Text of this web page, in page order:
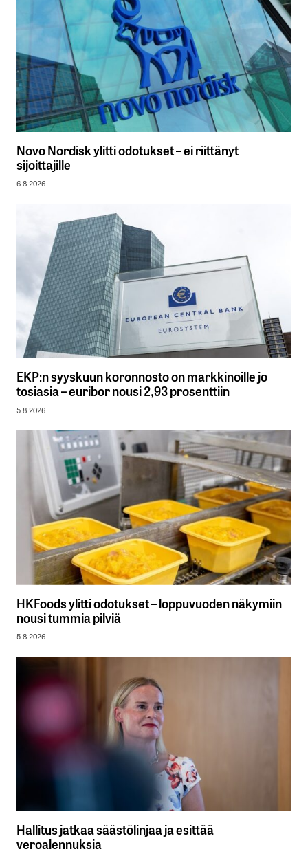
Novo Nordisk ylitti odotukset – ei riittänyt
sijoittajille
6.8.2026
EKP:n syyskuun koronnosto on markkinoille jo
tosiasia – euribor nousi 2,93 prosenttiin
5.8.2026
HKFoods ylitti odotukset – loppuvuoden näkymiin
nousi tummia pilviä
5.8.2026
Hallitus jatkaa säästölinjaa ja esittää
veroalennuksia